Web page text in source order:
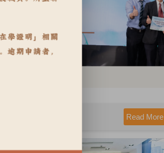
Read More